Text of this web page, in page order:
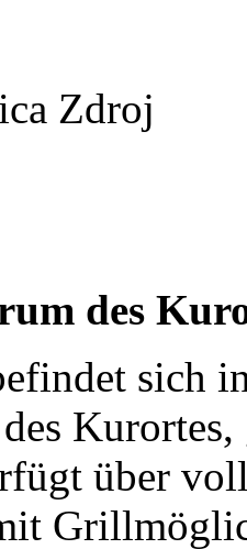
Zdroj
des
sich
über